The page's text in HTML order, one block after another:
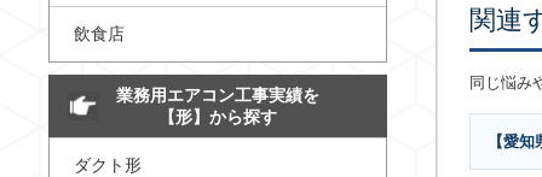
関連
同じ悩み
【愛
飲食店
業務用エアコン工事実績を
【形】から探す
ダクト形